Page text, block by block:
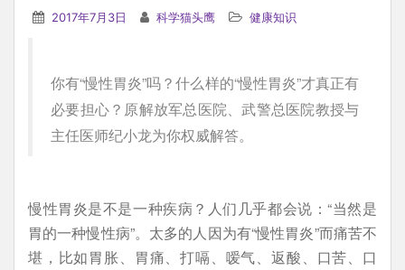
2017年7月3日 科学猫头鹰 健康知识
你有“慢性胃炎”吗？什么样的“慢性胃炎”才真正有
必要担心？原解放军总医院、武警总医院教授与
主任医师纪小龙为你权威解答。
慢性胃炎是不是一种疾病？人们几乎都会说：“当然是
胃的一种慢性病”。太多的人因为有“慢性胃炎”而痛苦不
堪，比如胃胀、胃痛、打嗝、嗳气、返酸、口苦、口